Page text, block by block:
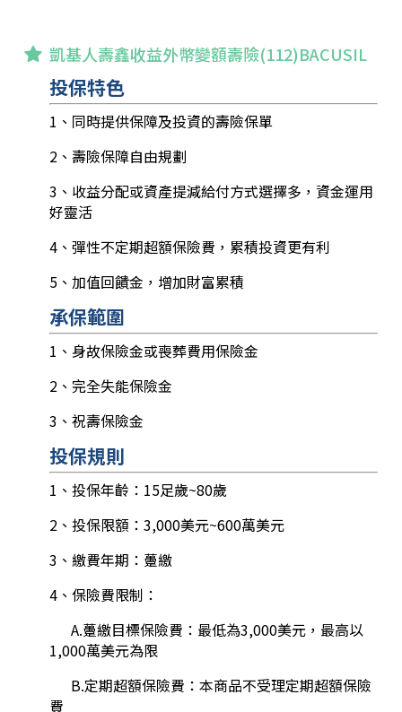
凱基人壽鑫收益外幣變額壽險(112)BACUSIL
投保特色
1、同時提供保障及投資的壽險保單
2、壽險保障自由規劃
3、收益分配或資產提減給付方式選擇多，資金運用
好靈活
4、彈性不定期超額保險費，累積投資更有利
5、加值回饋金，增加財富累積
承保範圍
1、身故保險金或喪葬費用保險金
2、完全失能保險金
3、祝壽保險金
投保規則
1、投保年齡：15足歲~80歲
2、投保限額：3,000美元~600萬美元
3、繳費年期：躉繳
4、保險費限制：
A.躉繳目標保險費：最低為3,000美元，最高以
1,000萬美元為限
B.定期超額保險費：本商品不受理定期超額保險
費